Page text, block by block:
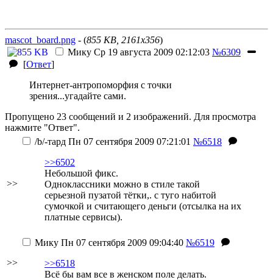
mascot_board.png - (855 KB, 2161x356)
Мику Ср 19 августа 2009 02:12:03 №6309
[Ответ]
Интернет-антропоморфия с точки
зрения...угадайте сами.
Пропущено 23 сообщений и 2 изображений. Для просмотра
нажмите "Ответ".
>>
/b/-тард Пн 07 сентября 2009 07:21:01 №6518
>>6502
Небольшой фикс.
Одноклассники можно в стиле такой
серьезной пузатой тётки,. с туго набитой
сумочкой и считающего деньги (отсылка на их
платные сервисы).
>>
Мику Пн 07 сентября 2009 09:04:40 №6519
>>6518
Всё бы вам все в женском поле делать.